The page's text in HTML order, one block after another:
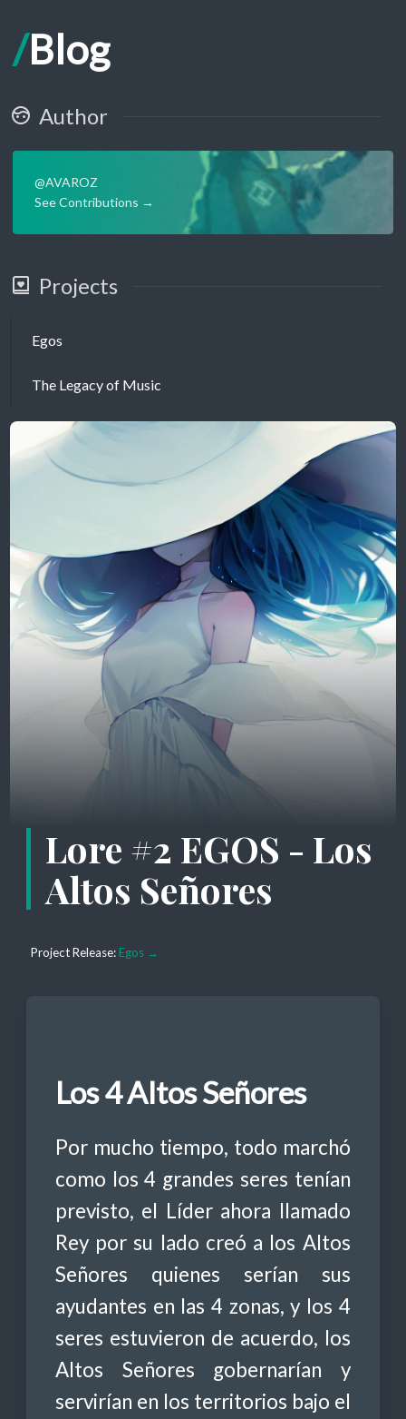
Blog
Lore #2 EGOS - Los
Altos Señores
Project Release: Egos →
Los 4 Altos Señores
Por mucho tiempo, todo marchó
como los 4 grandes seres tenían
previsto, el Líder ahora llamado
Rey por su lado creó a los Altos
Señores quienes serían sus
ayudantes en las 4 zonas, y los 4
seres estuvieron de acuerdo, los
Altos Señores gobernarían y
servirían en los territorios bajo el
Author
@AVAROZ
See Contributions →
Projects
Egos
The Legacy of Music